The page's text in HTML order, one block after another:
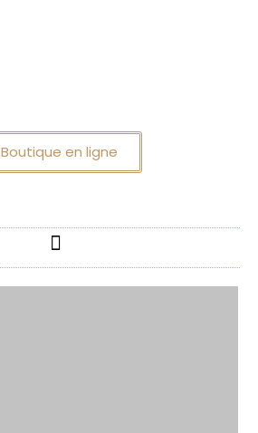
Boutique en ligne